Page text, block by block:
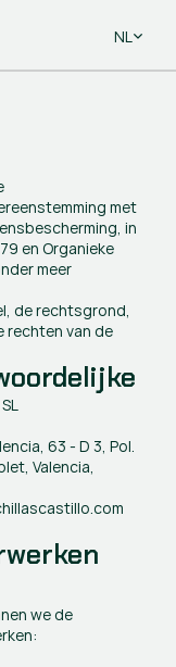
Select
NL
met
in
en Organieke
meer
de rechtsgrond,
rechten van de
63 - D 3, Pol.
Valencia,
we de